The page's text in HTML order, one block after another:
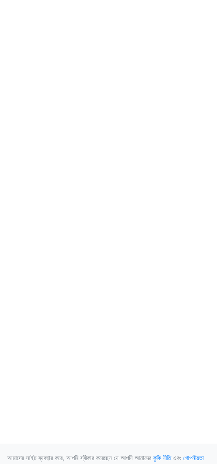
আমাদের সাইট ব্যবহার করে, আপনি স্বীকার করেছেন যে আপনি আমাদের কুকি নীতিএবং গোপনীয়তা